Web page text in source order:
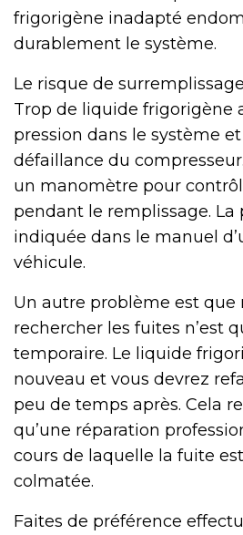
frigorigène inadapté
durablement le système.
Le risque de
Trop de liquide frigorigène
pression dans le système
défaillance du
un manomètre pour
pendant le remplissage. La
indiquée dans le manuel
véhicule.
Un autre problème est que
rechercher les fuites n’est
temporaire. Le liquide
nouveau et vous devrez
peu de temps après. Cela
qu’une réparation
cours de laquelle la fuite
colmatée.
Faites de préférence